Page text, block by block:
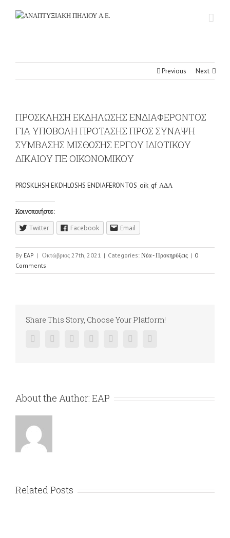
Previous Next
ΠΡΟΣΚΛΗΣΗ ΕΚΔΗΛΩΣΗΣ ΕΝΔΙΑΦΕΡΟΝΤΟΣ
ΓΙΑ ΥΠΟΒΟΛΗ ΠΡΟΤΑΣΗΣ ΠΡΟΣ ΣΥΝΑΨΗ
ΣΥΜΒΑΣΗΣ ΜΙΣΘΩΣΗΣ ΕΡΓΟΥ ΙΔΙΩΤΙΚΟΥ
ΔΙΚΑΙΟΥ ΠΕ ΟΙΚΟΝΟΜΙΚΟΥ
PROSKLHSH EKDHLOSHS ENDIAFERONTOS_oik_gf_ΑΔΑ
Κοινοποιήστε:
Twitter Facebook Email
By EAP | Οκτώβριος 27th, 2021 | Categories: Νέα - Προκηρύξεις | 0
Comments
Share This Story, Choose Your Platform!
FacebookTwitter LinkedinReddit Google+Pinterest
About the Author: EAP
Related Posts